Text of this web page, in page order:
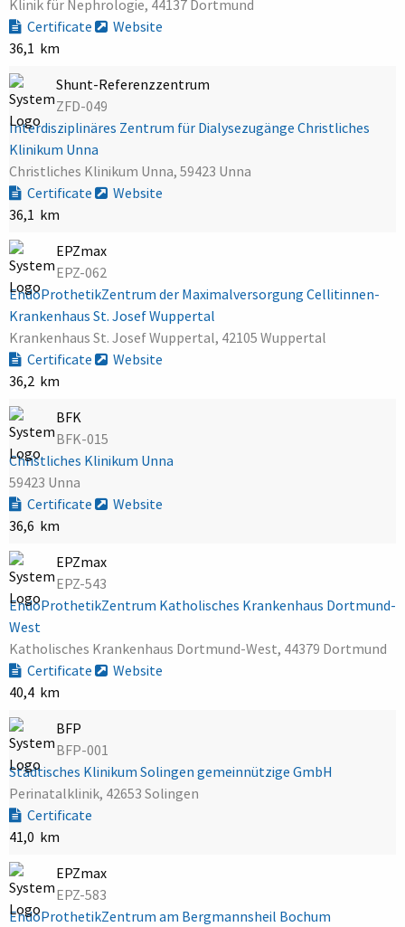
Klinik für Nephrologie, 44137 Dortmund
Certificate
Website
36,1 km
Shunt-Referenzzentrum
ZFD-049
Interdisziplinäres Zentrum für Dialysezugänge Christliches
Klinikum Unna
Christliches Klinikum Unna, 59423 Unna
Certificate
Website
36,1 km
EPZmax
EPZ-062
EndoProthetikZentrum der Maximalversorgung Cellitinnen-
Krankenhaus St. Josef Wuppertal
Krankenhaus St. Josef Wuppertal, 42105 Wuppertal
Certificate
Website
36,2 km
BFK
BFK-015
Christliches Klinikum Unna
59423 Unna
Certificate
Website
36,6 km
EPZmax
EPZ-543
EndoProthetikZentrum Katholisches Krankenhaus Dortmund-
West
Katholisches Krankenhaus Dortmund-West, 44379 Dortmund
Certificate
Website
40,4 km
BFP
BFP-001
Städtisches Klinikum Solingen gemeinnützige GmbH
Perinatalklinik, 42653 Solingen
Certificate
41,0 km
EPZmax
EPZ-583
EndoProthetikZentrum am Bergmannsheil Bochum